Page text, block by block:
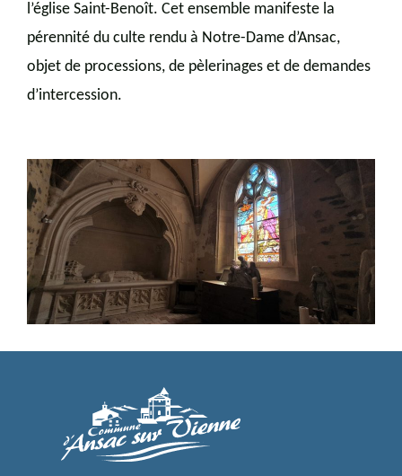
l’église Saint-Benoît. Cet ensemble manifeste la
pérennité du culte rendu à Notre-Dame d’Ansac,
objet de processions, de pèlerinages et de demandes
d’intercession.